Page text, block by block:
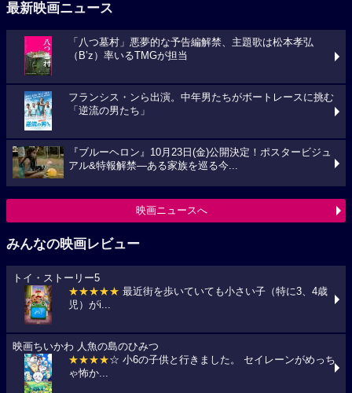
最新映画ニュース
「八つ墓村」悪夢的な予告編解禁、主題歌は松本孝弘
（B’z）率いるTMGが担当
フランシス・ンら出演。中年男たちがボートレースに挑む
「逆流の男たち」
『ブルーヘロン』10月23日(金)公開決定！ポスタービジュ
アル&特報解禁―ある家族を巡る今...
映画ニュースへ
みんなの映画レビュー
トイ・ストーリー5
★★★★★ 最近街を歩いていても小さい子（特に3、4歳
児）がi...
映画ちいかわ 人魚の島のひみつ
★★★★☆ 小6の子供と行きました。 セイレーンがめっち
ゃ怖か...